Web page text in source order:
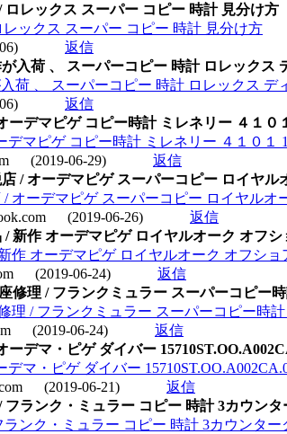
ロレックス スーパー コピー 時計 見分け方
ックス スーパー コピー 時計 見分け方
返信
入荷 、 スーパーコピー 時計 ロレックス
荷 、 スーパーコピー 時計 ロレックス デ
返信
ーデマピゲ コピー時計 ミレネリー ４１０
マピゲ コピー時計 ミレネリー ４１０１
(2019-06-29)
返信
/ オーデマピゲ スーパーコピー ロイヤ
オーデマピゲ スーパーコピー ロイヤルオ
(2019-06-26)
返信
新作 オーデマピゲ ロイヤルオーク オフシ
作 オーデマピゲ ロイヤルオーク オフショ
(2019-06-24)
返信
修理 / フランクミュラー スーパーコピー
理 / フランクミュラー スーパーコピー時
(2019-06-24)
返信
ーデマ・ピゲ ダイバー
マ・ピゲ ダイバー
(2019-06-21)
返信
フランク・ミュラー コピー 時計 3カウ
ランク・ミュラー コピー 時計 3カウンタ